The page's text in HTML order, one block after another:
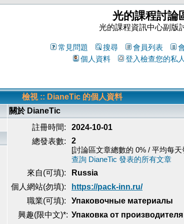
光的課程討論
光的課程資訊中心副版
常見問題 搜尋 會員列表
個人資料
登入檢查您的私
檢視 :: DianeTic 的個人資料
關於 DianeTic
註冊時間:
2024-10-01
總發表數:
2
[討論區文章總數的 0% / 平均每天
查詢 DianeTic 發表的所有文章
來自(可填):
Russia
個人網站(勿填):
https://pack-inn.ru/
職業(可填):
Упаковочные материалы
興趣(限中文)*: Упаковка от производителя